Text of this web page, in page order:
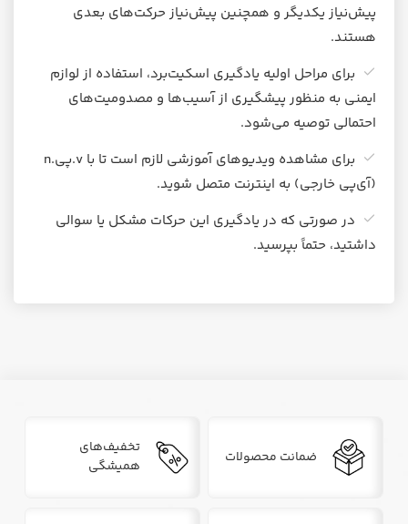
پیش‌نیاز یکدیگر و همچنین پیش‌نیاز حرکت‌های بعدی
هستند.
برای مراحل اولیه یادگیری اسکیت‌برد، استفاده از لوازم
ایمنی به منظور پیشگیری از آسیب‌ها و مصدومیت‌های
احتمالی توصیه می‌شود.
برای مشاهده ویدیوهای آموزشی لازم است تا با v.پی.n
(آی‌پی خارجی) به اینترنت متصل شوید.
در صورتی که در یادگیری این حرکات مشکل یا سوالی
داشتید، حتماً بپرسید.
ضمانت محصولات
تخفیف‌های
همیشگی